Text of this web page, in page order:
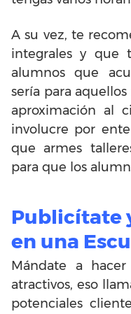
A su vez, te
integrales y que
alumnos que
sería para
aproximación al
involucre por
que armes
para que los
Publicítate
en una
Mándate a
atractivos, eso
potenciales